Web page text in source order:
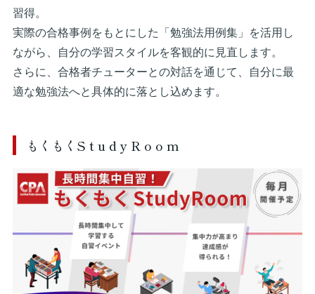
習得。
実際の合格事例をもとにした「勉強法用例集」を活用し
ながら、自分の学習スタイルを客観的に見直します。
さらに、合格者チューターとの対話を通じて、自分に最
適な勉強法へと具体的に落とし込めます。
もくもくS t u d y R o o m